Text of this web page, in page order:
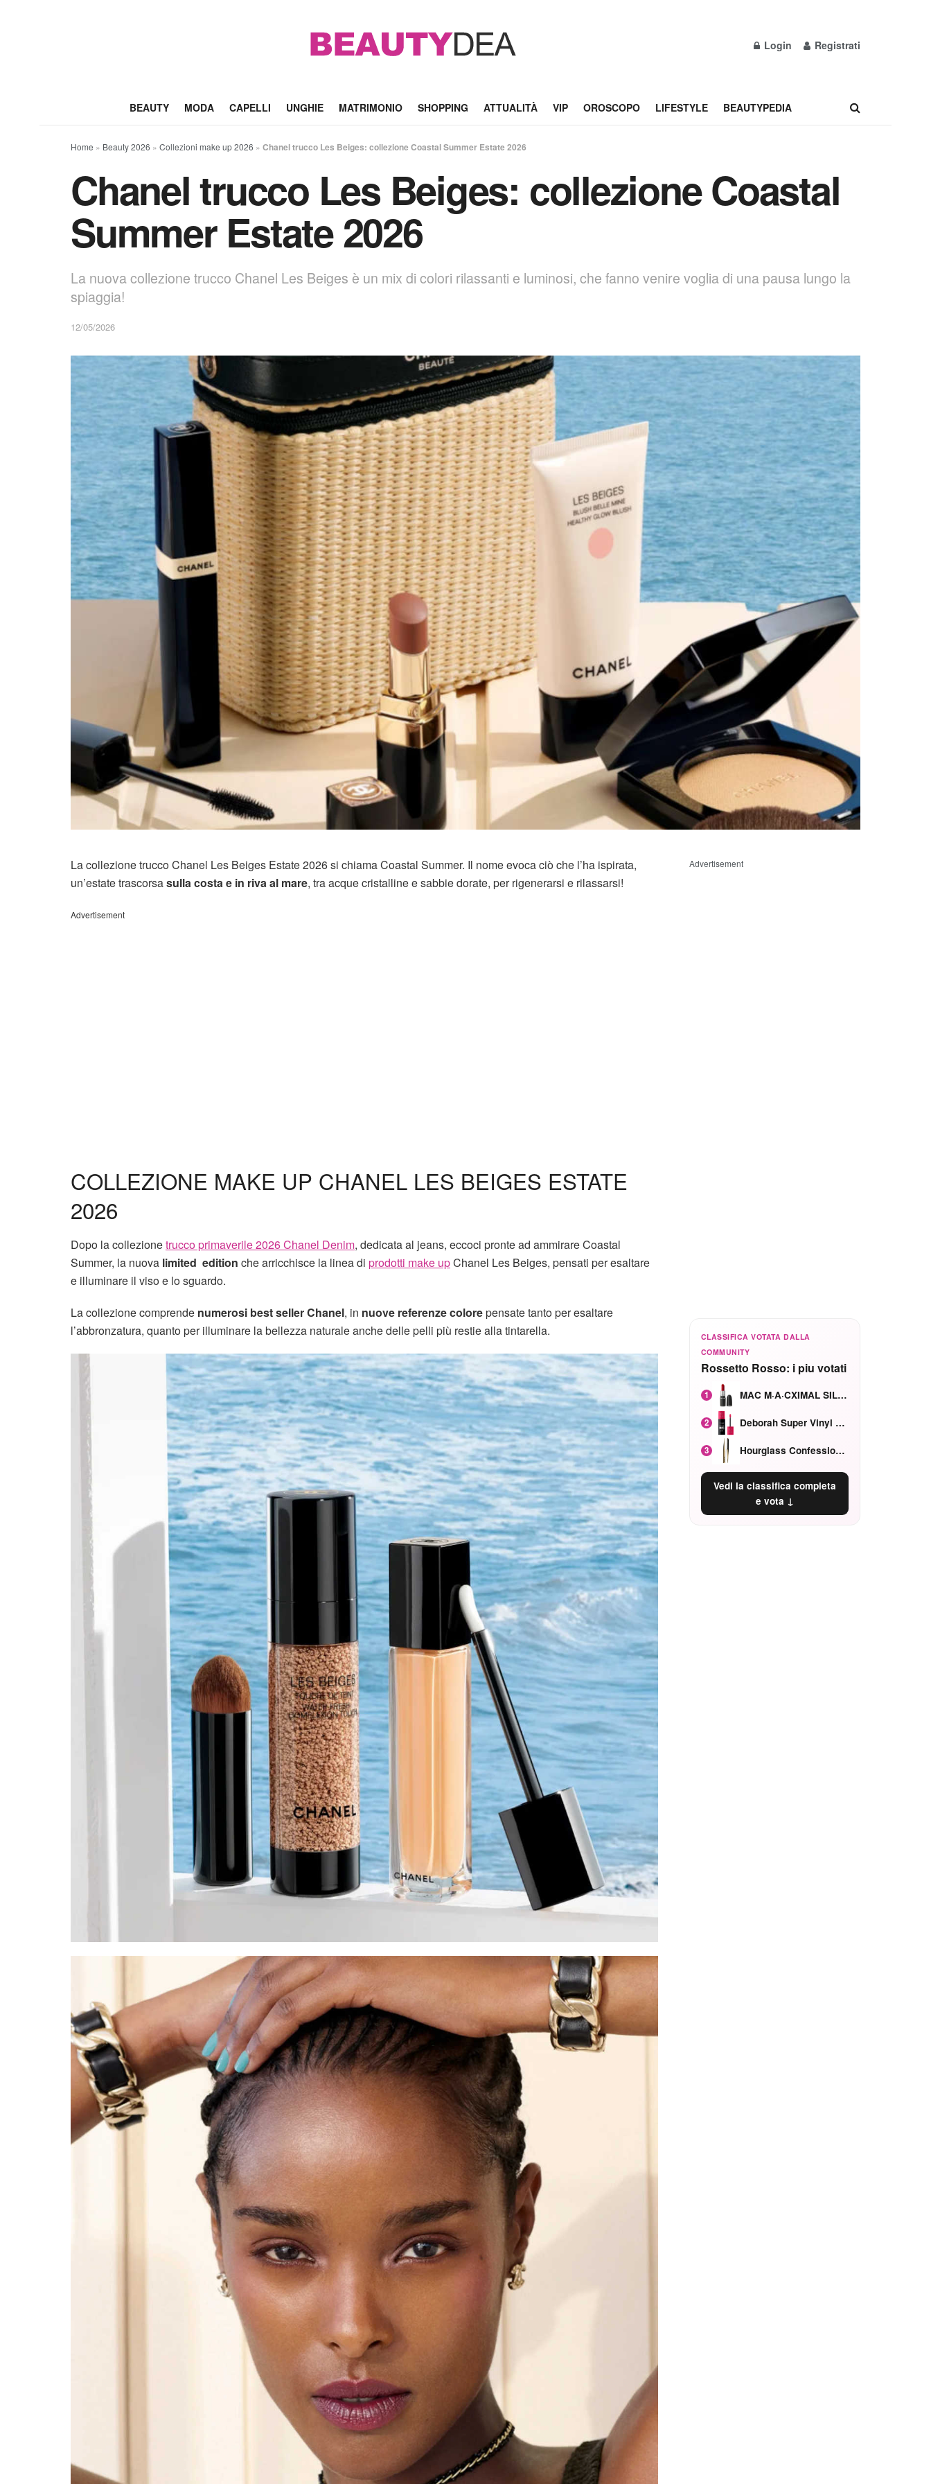
Login Registrati
BEAUTY MODA CAPELLI UNGHIE MATRIMONIO SHOPPING ATTUALITÀ VIP OROSCOPO LIFESTYLE BEAUTYPEDIA
Home » Beauty 2026 » Collezioni make up 2026 » Chanel trucco Les Beiges: collezione Coastal Summer Estate 2026
Chanel trucco Les Beiges: collezione Coastal
Summer Estate 2026
La nuova collezione trucco Chanel Les Beiges è un mix di colori rilassanti e luminosi, che fanno venire voglia di una pausa lungo la
spiaggia!
12/05/2026
La collezione trucco Chanel Les Beiges Estate 2026 si chiama Coastal Summer. Il nome evoca ciò che l’ha ispirata,
un’estate trascorsasulla costa e in riva al mare, tra acque cristalline e sabbie dorate, per rigenerarsi e rilassarsi!
Advertisement
COLLEZIONE MAKE UP CHANEL LES BEIGES ESTATE
2026
Dopo la collezionetrucco primaverile 2026 Chanel Denim, dedicata al jeans, eccoci pronte ad ammirare Coastal
Summer, la nuova limited edition che arricchisce la linea di prodotti make upChanel Les Beiges, pensati per esaltare
e illuminare il viso e lo sguardo.
La collezione comprende numerosi best seller Chanel, in nuove referenze colorepensate tanto per esaltare
l’abbronzatura, quanto per illuminare la bellezza naturale anche delle pelli più restie alla tintarella.
Advertisement
CLASSIFICA VOTATA DALLA
COMMUNITY
Rossetto Rosso: i piu votati
1 MAC M·A·CXIMAL SILKY MATTE Red Rock mat
2 Deborah Super Vinyl Shake Rosa Ciliegia
3 Hourglass Confession Ricaricabile Ultra Preciso Ad Alta Intensità Secretly Classic Red
Vedi la classifica completa
e vota ↓